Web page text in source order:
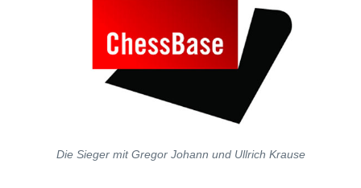
Die Sieger mit Gregor Johann und Ullrich Krause